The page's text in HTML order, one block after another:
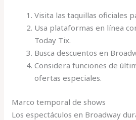
Visita las taquillas oficiales
Usa plataformas en línea
Today Tix.
Busca descuentos en
Considera funciones de
ofertas especiales.
Marco temporal de shows
Los espectáculos en Broadway